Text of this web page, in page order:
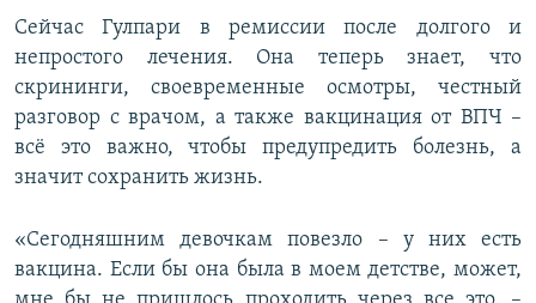
Сейчас Гулпари в ремиссии после долгого и
непростого лечения. Она теперь знает, что
скрининги, своевременные осмотры, честный
разговор с врачом, а также вакцинация от ВПЧ –
всё это важно, чтобы предупредить болезнь, а
значит сохранить жизнь.
«Сегодняшним девочкам повезло – у них есть
вакцина. Если бы она была в моем детстве, может,